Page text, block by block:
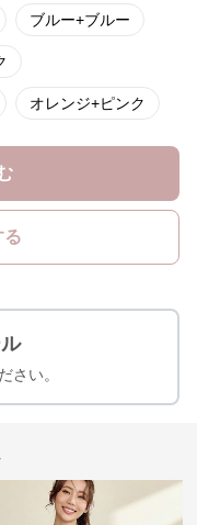
ブルー+ブルー
オレンジ+ピンク
る
さい。